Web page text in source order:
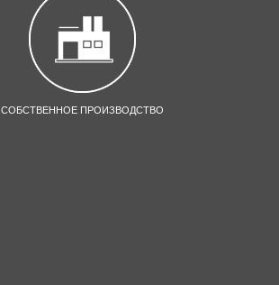
СОБСТВЕННОЕ ПРОИЗВОДСТВО